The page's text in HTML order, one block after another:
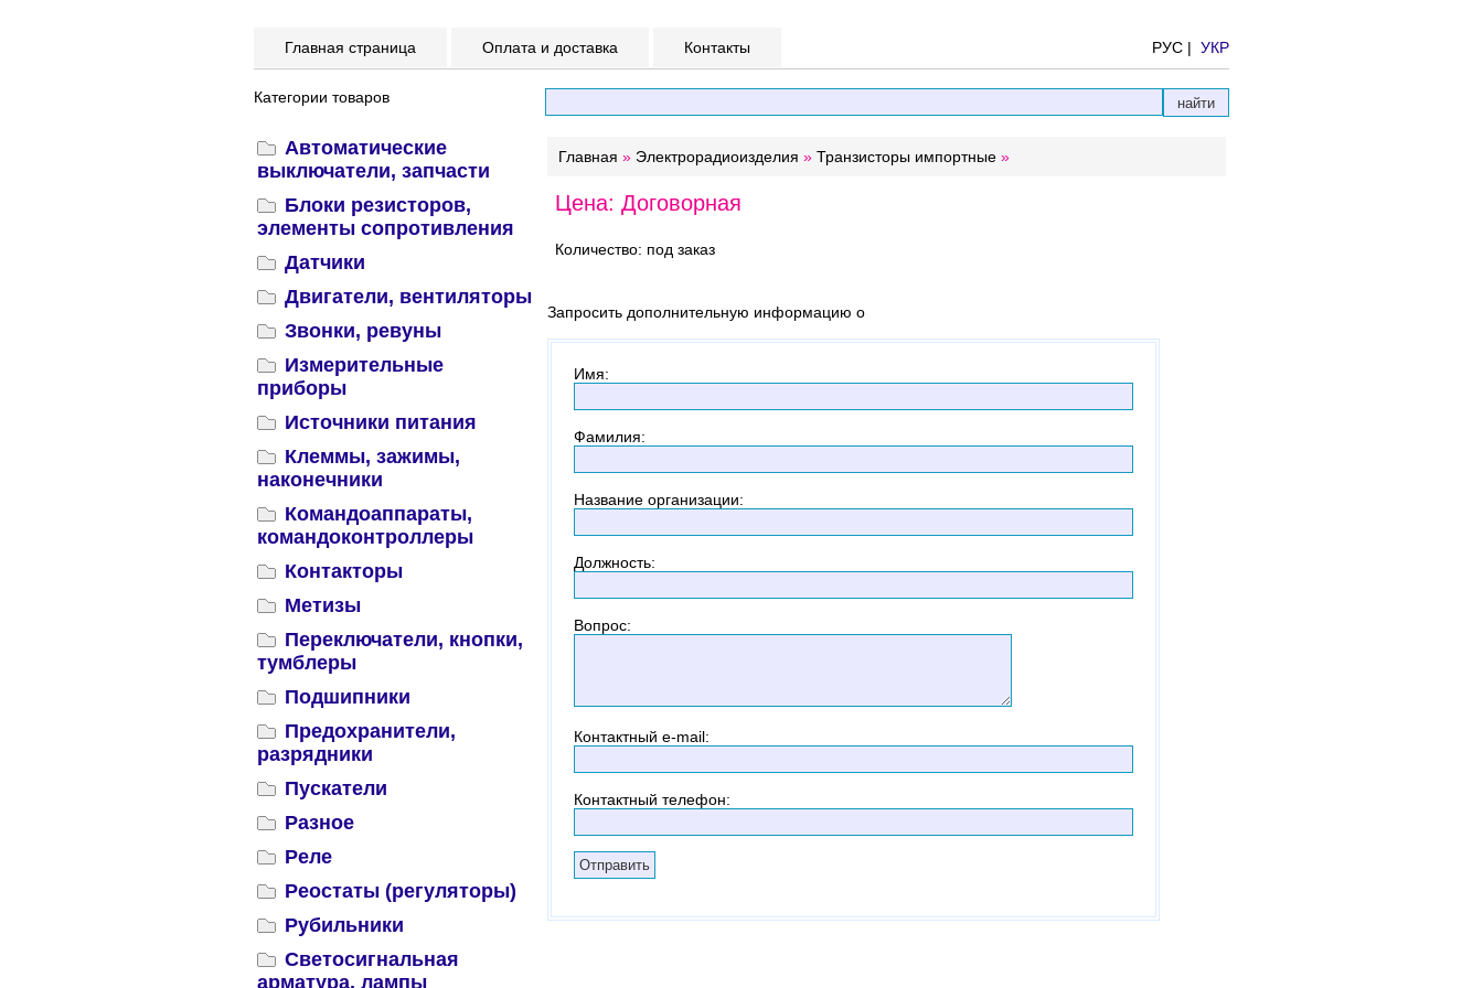
Главная страница Оплата и доставка Контакты РУС | УКР
Категории товаров
Автоматические
выключатели, запчасти
Блоки резисторов,
элементы сопротивления
Датчики
Двигатели, вентиляторы
Звонки, ревуны
Измерительные
приборы
Источники питания
Клеммы, зажимы,
наконечники
Командоаппараты,
командоконтроллеры
Контакторы
Метизы
Переключатели, кнопки,
тумблеры
Подшипники
Предохранители,
разрядники
Пускатели
Разное
Реле
Реостаты (регуляторы)
Рубильники
Светосигнальная
арматура, лампы
Главная » Электрорадиоизделия » Транзисторы импортные »
Цена: Договорная
Количество: под заказ
Запросить дополнительную информацию о
Имя:
Фамилия:
Название организации:
Должность:
Вопрос:
Контактный e-mail:
Контактный телефон: